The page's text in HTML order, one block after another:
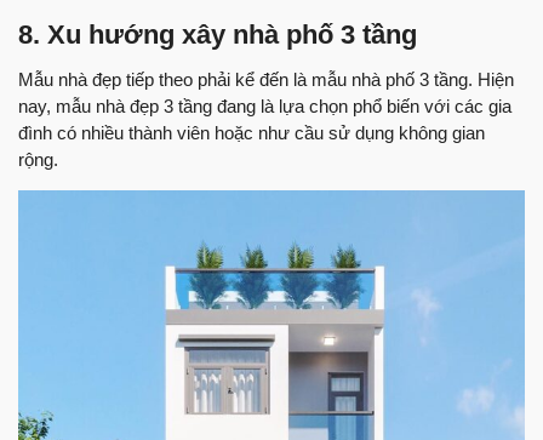
8. Xu hướng xây nhà phố 3 tầng
Mẫu nhà đẹp tiếp theo phải kể đến là mẫu nhà phố 3 tầng. Hiện
nay, mẫu nhà đẹp 3 tầng đang là lựa chọn phổ biến với các gia
đình có nhiều thành viên hoặc như cầu sử dụng không gian
rộng.